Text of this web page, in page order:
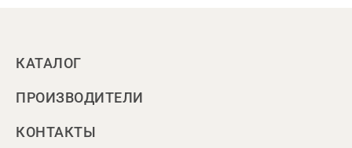
КАТАЛОГ
ПРОИЗВОДИТЕЛИ
КОНТАКТЫ